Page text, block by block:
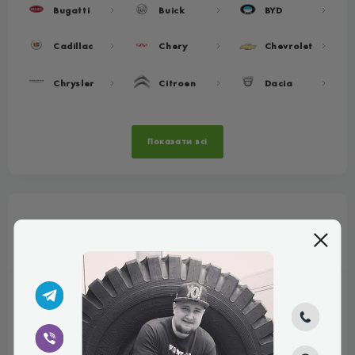
Bugatti Buick BYD
Cadillac Chery Chevrolet
Chrysler Citroen Dacia
Показати всі
R13
155/65 R13
R14
155/65 R14
R15
165/65 R15
175/80 R16